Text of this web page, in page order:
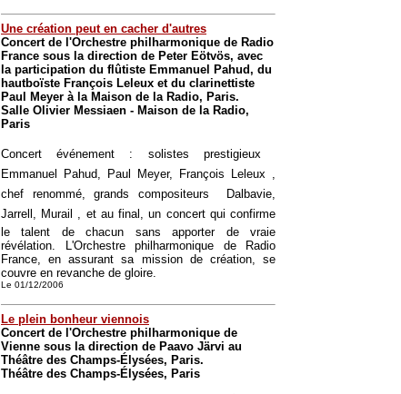
Une création peut en cacher d'autres
Concert de l'Orchestre philharmonique de Radio
France sous la direction de Peter Eötvös, avec
la participation du flûtiste Emmanuel Pahud, du
hautboïste François Leleux et du clarinettiste
Paul Meyer à la Maison de la Radio, Paris.
Salle Olivier Messiaen - Maison de la Radio,
Paris
Concert événement : solistes prestigieux 
Emmanuel Pahud, Paul Meyer, François Leleux ,
chef renommé, grands compositeurs  Dalbavie,
Jarrell, Murail , et au final, un concert qui confirme
le talent de chacun sans apporter de vraie
révélation. L'Orchestre philharmonique de Radio
France, en assurant sa mission de création, se
couvre en revanche de gloire.
Le 01/12/2006
Le plein bonheur viennois
Concert de l'Orchestre philharmonique de
Vienne sous la direction de Paavo Järvi au
Théâtre des Champs-Élysées, Paris.
Théâtre des Champs-Élysées, Paris